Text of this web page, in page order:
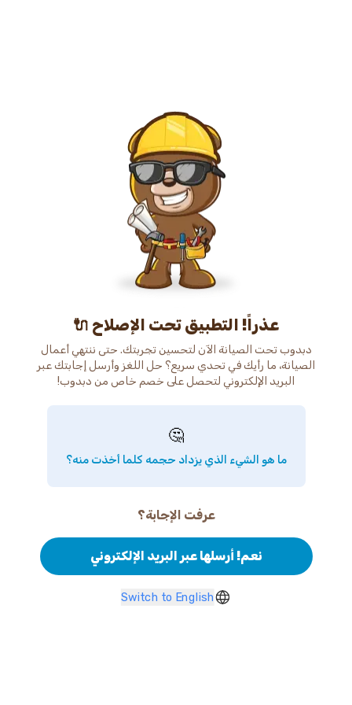
عذراً! التطبيق تحت الإصلاح 🔌
دبدوب تحت الصيانة الآن لتحسين تجربتك. حتى ننتهي أعمال
الصيانة، ما رأيك في تحدي سريع؟ حل اللغز وأرسل إجابتك عبر
البريد الإلكتروني لتحصل على خصم خاص من دبدوب!
🤔
ما هو الشيء الذي يزداد حجمه كلما أخذت منه؟
عرفت الإجابة؟
نعم! أرسلها عبر البريد الإلكتروني
Switch to English